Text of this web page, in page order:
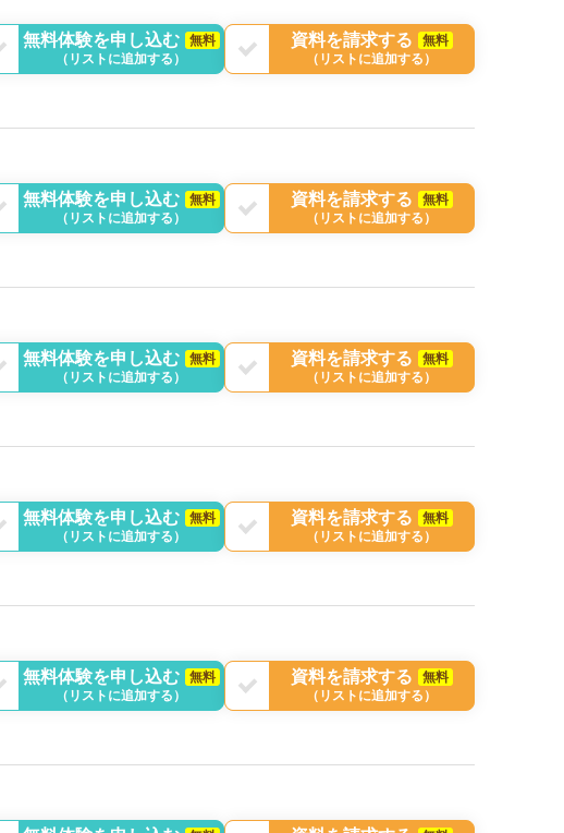
無料体験を申し込む
無料
（リストに追加する）
資料を請求する
無料
（リストに追加する）
無料体験を申し込む
無料
（リストに追加する）
資料を請求する
無料
（リストに追加する）
無料体験を申し込む
無料
（リストに追加する）
資料を請求する
無料
（リストに追加する）
無料体験を申し込む
無料
（リストに追加する）
資料を請求する
無料
（リストに追加する）
無料体験を申し込む
無料
（リストに追加する）
資料を請求する
無料
（リストに追加する）